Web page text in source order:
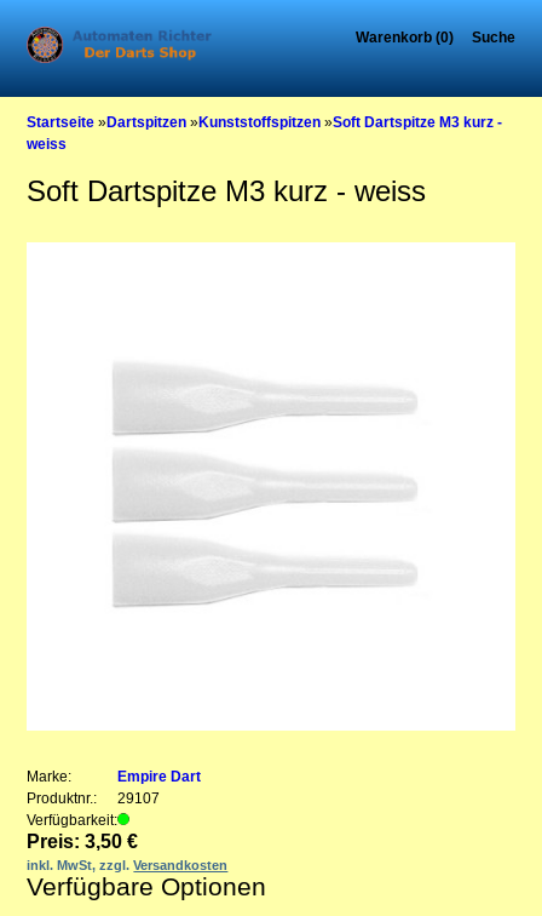
Warenkorb (0) Suche
Startseite »Dartspitzen »Kunststoffspitzen »Soft Dartspitze M3 kurz -
weiss
Soft Dartspitze M3 kurz - weiss
Marke:
Empire Dart
Produktnr.:
29107
Verfügbarkeit:
Preis: 3,50 €
inkl. MwSt, zzgl.Versandkosten
Verfügbare Optionen